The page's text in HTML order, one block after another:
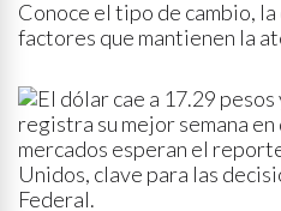
Conoce el tipo de cambio,
factores que mantienen la